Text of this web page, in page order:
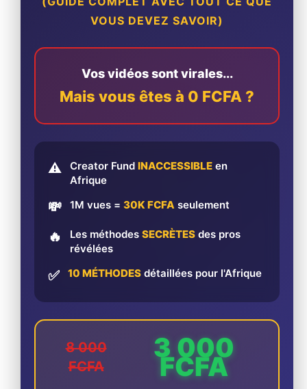
VOUS DEVEZ SAVOIR)
Vos vidéos sont virales...
Mais vous êtes à 0 FCFA ?
⚠️ Creator Fund INACCESSIBLE en
Afrique
💸 1M vues = 30K FCFA seulement
🔥 Les méthodes SECRÈTES des pros
révélées
✅ 10 MÉTHODES détaillées pour l'Afrique
8 000
FCFA
3 000
FCFA